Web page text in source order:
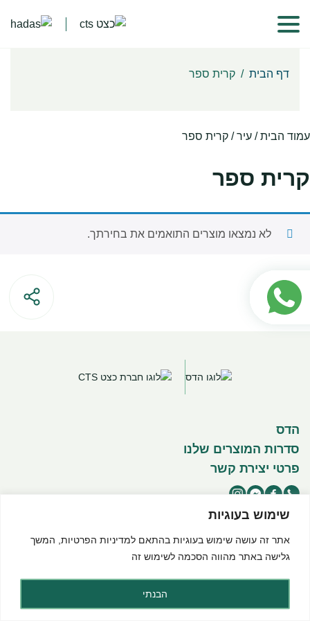
שימוש בעוגיות
אתר זה עושה שימוש בעוגיות בהתאם למדיניות הפרטיות , המשך
גלישה באתר מהווה הסכמה לשימוש זה
הבנתי
דף הבית / קרית ספר
עמוד הבית/ עיר / קרית ספר
קרית ספר
לא נמצאו מוצרים התואמים את בחירתך.
הדס
סדרות המוצרים שלנו
פרטי יצירת קשר
©2025 כל הזכויות שמורות להדס מוצרים טבעיים
תנאי שימוש באתר
מדיניות פרטיות